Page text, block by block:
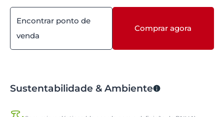
Encontrar ponto de
venda
Comprar agora
Sustentabilidade & Ambiente